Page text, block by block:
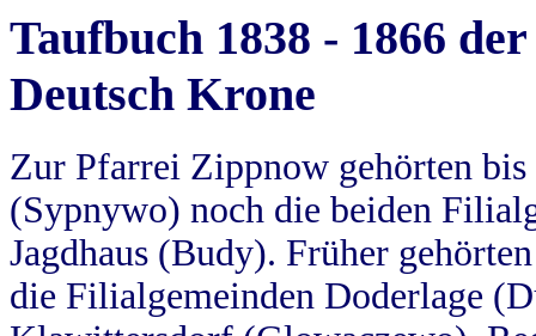
Taufbuch 1838 - 1866
Deutsch Krone
Zur Pfarrei Zippnow gehörten
(Sypnywo) noch die beiden
Jagdhaus (Budy). Früher
die Filialgemeinden Doderlage